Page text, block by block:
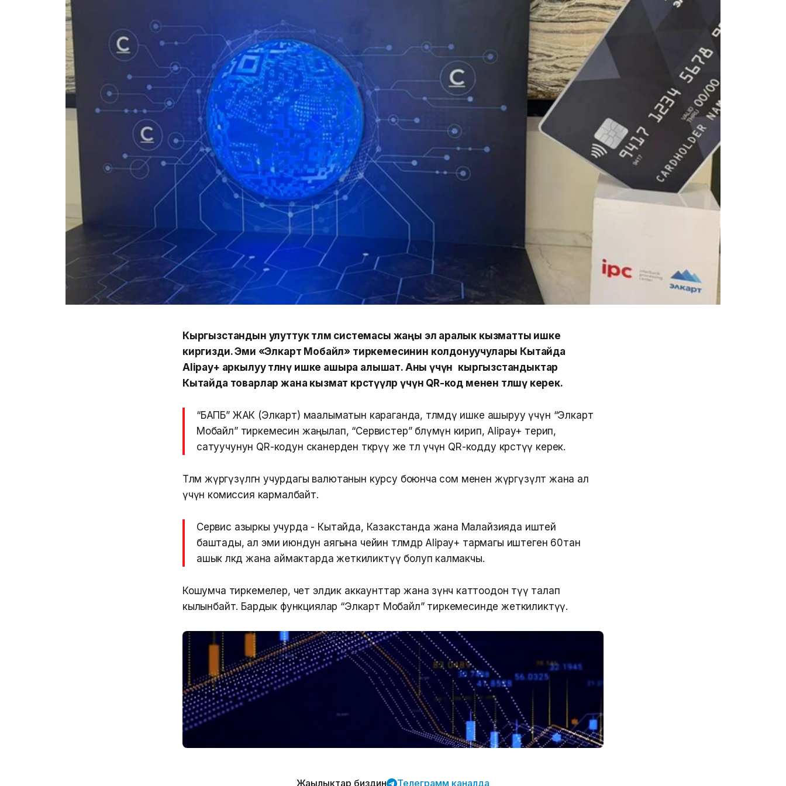
Кыргызстандын улуттук төлөм системасы жаңы эл аралык кызматты ишке
киргизди. Эми «Элкарт Мобайл» тиркемесинин колдонуучулары Кытайда
Alipay+ аркылуу төлөөнү ишке ашыра алышат. Аны үчүн кыргызстандыктар
Кытайда товарлар жана кызмат көрсөтүүлөр үчүн QR-код менен төлөшү керек.
“БАПБ” ЖАК (Элкарт) маалыматын караганда, төлөмдү ишке ашыруу үчүн “Элкарт
Мобайл” тиркемесин жаңылап, “Сервистер” бөлүмүнө кирип, Alipay+ терип,
сатуучунун QR-кодун сканерден өткөрүү же төлөө үчүн QR-кодду көрсөтүү керек.
Төлөм жүргүзүлгөн учурдагы валютанын курсу боюнча сом менен жүргүзүлөт жана ал
үчүн комиссия кармалбайт.
Сервис азыркы учурда - Кытайда, Казакстанда жана Малайзияда иштей
баштады, ал эми июндун аягына чейин төлөмдөр Alipay+ тармагы иштеген 60тан
ашык өлкөдө жана аймактарда жеткиликтүү болуп калмакчы.
Кошумча тиркемелер, чет элдик аккаунттар жана өзүнчө каттоодон өтүү талап
кылынбайт. Бардык функциялар “Элкарт Мобайл” тиркемесинде жеткиликтүү.
Жаңылыктар биздин Телеграмм каналда